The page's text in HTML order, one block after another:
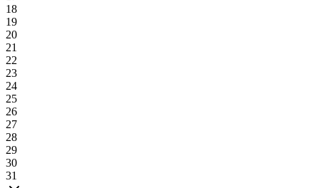
18
19
20
21
22
23
24
25
26
27
28
29
30
31